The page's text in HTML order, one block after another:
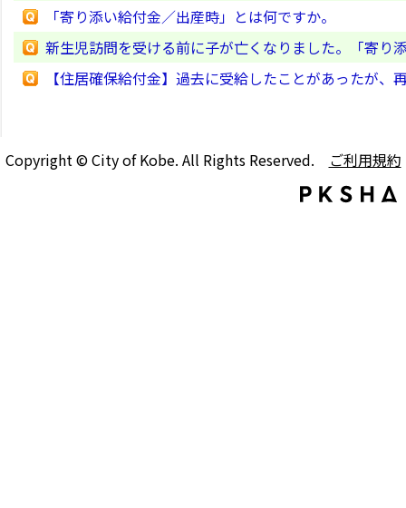
「寄り添い給付金／出産時」とは何ですか。
新生児訪問を受ける前に子が亡くなりました。「寄り
【住居確保給付金】過去に受給したことがあったが、
Copyright © City of Kobe. All Rights Reserved. ご利用規約